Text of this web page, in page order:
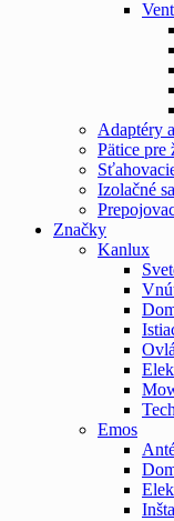
Adaptéry
Pätice pre
Izolačné
Značky
Kanlux
Emos